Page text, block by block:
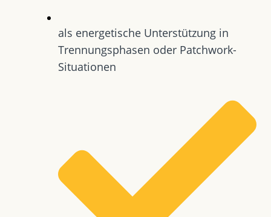
als energetische Unterstützung in
Trennungsphasen oder Patchwork-
Situationen